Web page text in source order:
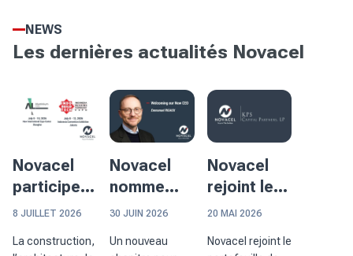
NEWS
Les dernières actualités Novacel
Novacel
participera
à deux
majeurs en
8 JUILLET 2026
La construction,
Novacel
nomme
Emmanuel
poste de
30 JUIN 2026
Un nouveau
Novacel
rejoint le
portefeuille
Capital
20 MAI 2026
Novacel rejoint le